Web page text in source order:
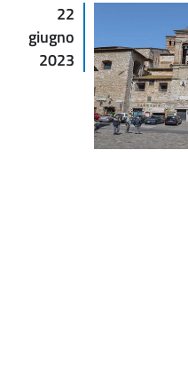
22
giugno
2023